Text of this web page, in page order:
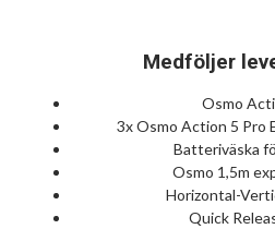
Medföljer
Osmo
3x Osmo Action 5 Pro
Batteriväska
Osmo 1,5m
Horizontal-
Quick